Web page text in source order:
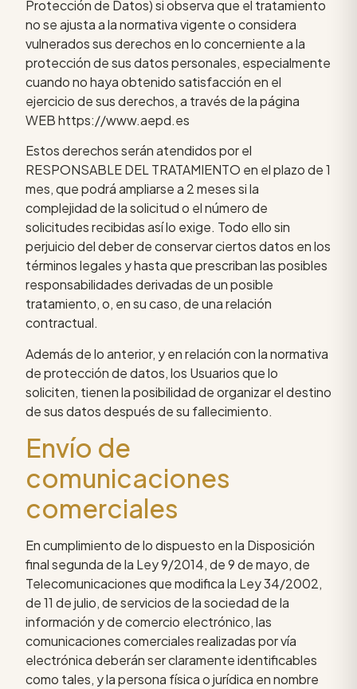
Protección de Datos) si observa que el tratamiento
no se ajusta a la normativa vigente o considera
vulnerados sus derechos en lo concerniente a la
protección de sus datos personales, especialmente
cuando no haya obtenido satisfacción en el
ejercicio de sus derechos, a través de la página
WEB https://www.aepd.es
Estos derechos serán atendidos por el
RESPONSABLE DEL TRATAMIENTO en el plazo de 1
mes, que podrá ampliarse a 2 meses si la
complejidad de la solicitud o el número de
solicitudes recibidas así lo exige. Todo ello sin
perjuicio del deber de conservar ciertos datos en los
términos legales y hasta que prescriban las posibles
responsabilidades derivadas de un posible
tratamiento, o, en su caso, de una relación
contractual.
Además de lo anterior, y en relación con la normativa
de protección de datos, los Usuarios que lo
soliciten, tienen la posibilidad de organizar el destino
de sus datos después de su fallecimiento.
Envío de
comunicaciones
comerciales
En cumplimiento de lo dispuesto en la Disposición
final segunda de la Ley 9/2014, de 9 de mayo, de
Telecomunicaciones que modifica la Ley 34/2002,
de 11 de julio, de servicios de la sociedad de la
información y de comercio electrónico, las
comunicaciones comerciales realizadas por vía
electrónica deberán ser claramente identificables
como tales, y la persona física o jurídica en nombre